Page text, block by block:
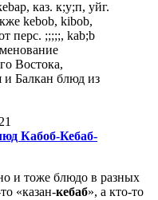
каз. к;у;п, уйг.
kebob, kibob,
перс. ;;;;;, kab;b
Востока,
и Балкан блюд из
Кабоб-Кебаб-
и тоже блюдо в разных
«казан-кебаб», а кто-то